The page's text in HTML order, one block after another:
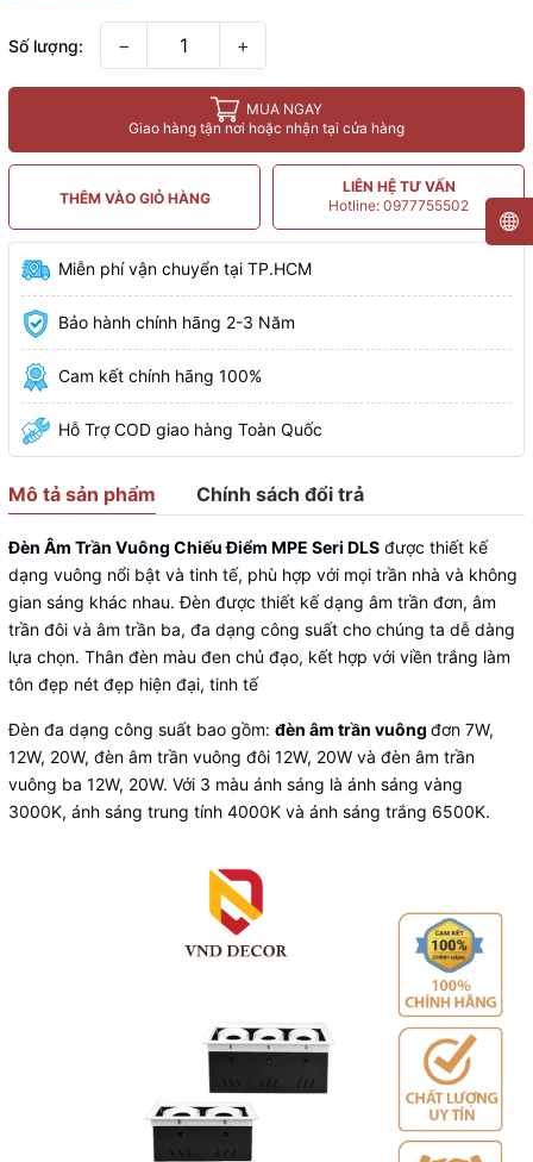
Số lượng: − +
MUA NGAY
Giao hàng tận nơi hoặc nhận tại cửa hàng
THÊM VÀO GIỎ HÀNG
LIÊN HỆ TƯ VẤN
Hotline: 0977755502
Miễn phí vận chuyển tại TP.HCM
Bảo hành chính hãng 2-3 Năm
Cam kết chính hãng 100%
Hỗ Trợ COD giao hàng Toàn Quốc
Mô tả sản phẩm Chính sách đổi trả
Đèn Âm Trần Vuông Chiếu Điểm MPE Seri DLS được thiết kế
dạng vuông nổi bật và tinh tế, phù hợp với mọi trần nhà và không
gian sáng khác nhau. Đèn được thiết kế dạng âm trần đơn, âm
trần đôi và âm trần ba, đa dạng công suất cho chúng ta dễ dàng
lựa chọn. Thân đèn màu đen chủ đạo, kết hợp với viền trắng làm
tôn đẹp nét đẹp hiện đại, tinh tế
Đèn đa dạng công suất bao gồm: đèn âm trần vuông đơn 7W,
12W, 20W, đèn âm trần vuông đôi 12W, 20W và đèn âm trần
vuông ba 12W, 20W. Với 3 màu ánh sáng là ánh sáng vàng
3000K, ánh sáng trung tính 4000K và ánh sáng trắng 6500K.